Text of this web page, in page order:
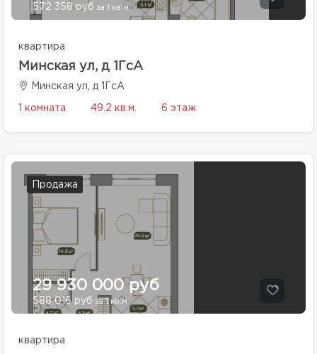
572 358 руб за 1 кв.м.
квартира
Минская ул, д 1ГсА
Минская ул, д 1ГсА
1 комната 49.2 кв.м. 6 этаж
Продажа
29 930 000 руб
588 016 руб за 1 кв.м.
квартира